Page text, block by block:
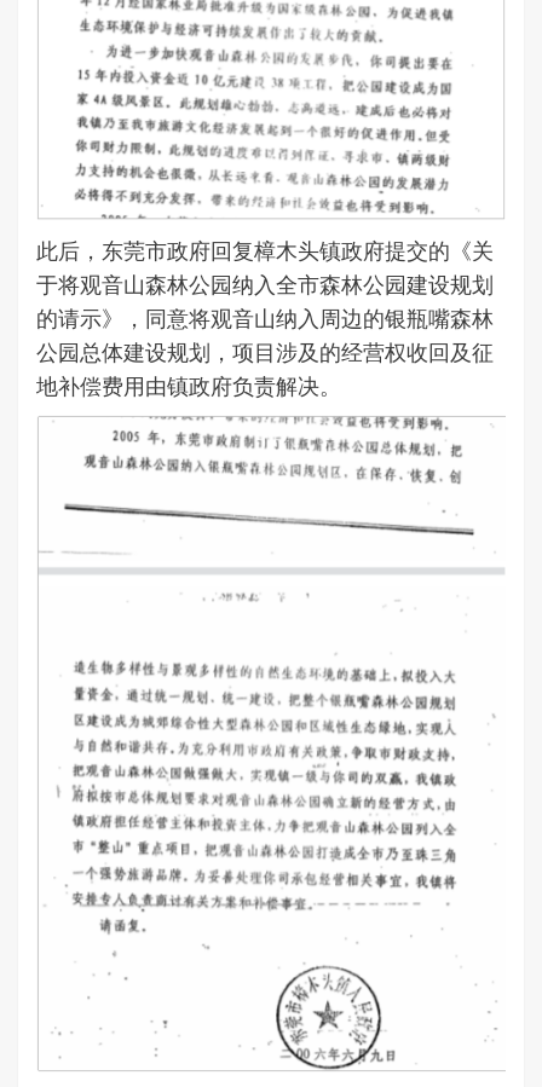
此后，东莞市政府回复樟木头镇政府提交的《关
于将观音山森林公园纳入全市森林公园建设规划
的请示》，同意将观音山纳入周边的银瓶嘴森林
公园总体建设规划，项目涉及的经营权收回及征
地补偿费用由镇政府负责解决。